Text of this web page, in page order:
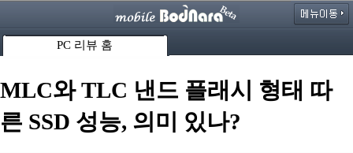
PC 리뷰 홈
MLC와 TLC 낸드 플래시 형태 따
른 SSD 성능, 의미 있나?